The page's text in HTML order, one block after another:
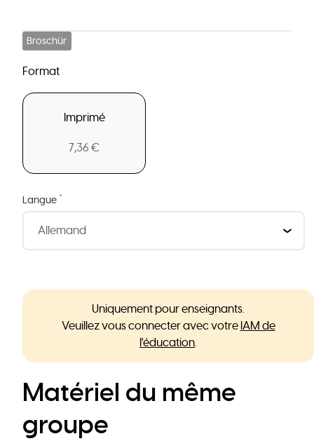
Broschür
Format
Imprimé
7,36 €
Langue *
Uniquement pour enseignants.
Veuillez vous connecter avec votre IAM de
l'éducation.
Matériel du même
groupe